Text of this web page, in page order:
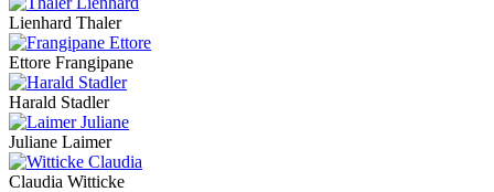
Lienhard Thaler
Ettore Frangipane
Harald Stadler
Juliane Laimer
Claudia Witticke